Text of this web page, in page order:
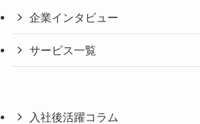
企業インタビュー
サービス一覧
入社後活躍コラム